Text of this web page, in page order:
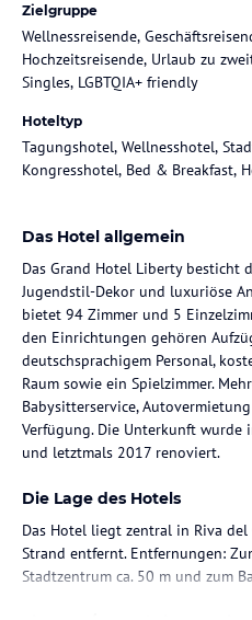
Zielgruppe
Wellnessreisende,
Hochzeitsreisende, Urlaub zu
Singles, LGBTQIA+ friendly
Hoteltyp
Tagungshotel, Wellnesshotel,
Kongresshotel, Bed & Breakfast,
Das Hotel allgemein
Das Grand Hotel Liberty besticht
Jugendstil-Dekor und luxuriöse
bietet 94 Zimmer und 5
den Einrichtungen gehören
deutschsprachigem Personal,
Raum sowie ein Spielzimmer.
Babysitterservice,
Verfügung. Die Unterkunft wurde
und letztmals 2017 renoviert.
Die Lage des Hotels
Das Hotel liegt zentral in Riva
Strand entfernt. Entfernungen:
Stadtzentrum ca. 50 m und zum